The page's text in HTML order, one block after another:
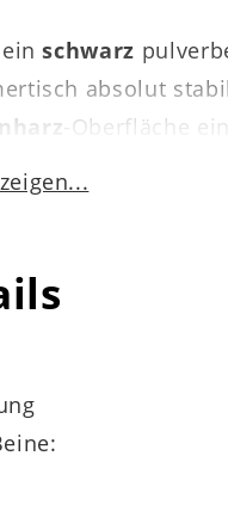
einschwarz
absolut
-Oberfläche
Darüber